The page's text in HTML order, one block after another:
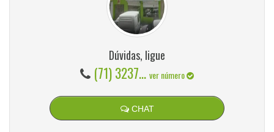
Dúvidas, ligue
(71) 3237... ver número
CHAT